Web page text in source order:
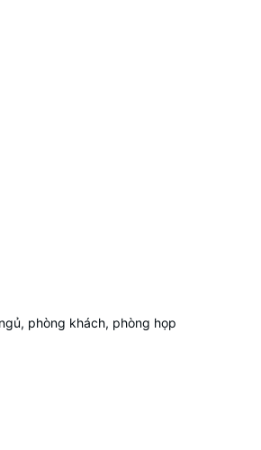
phòng khách, phòng họp